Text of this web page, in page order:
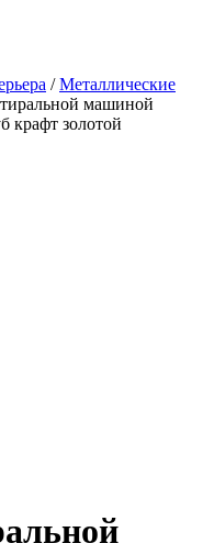
/Металлические
машиной
крафт золотой